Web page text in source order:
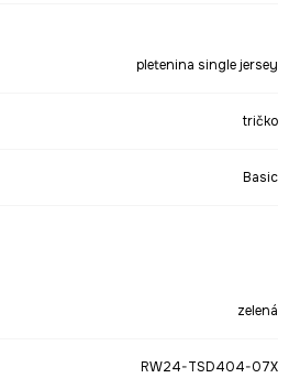
pletenina single jersey
tričko
Basic
zelená
RW24-TSD404-07X